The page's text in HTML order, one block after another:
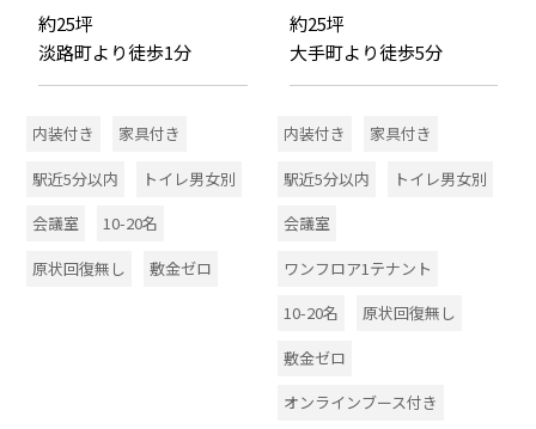
約25坪
淡路町より徒歩1分
内装付き
家具付き
駅近5分以内
トイレ男女別
会議室
10-20名
原状回復無し
敷金ゼロ
約25坪
大手町より徒歩5分
内装付き
家具付き
駅近5分以内
トイレ男女別
会議室
ワンフロア1テナント
10-20名
原状回復無し
敷金ゼロ
オンラインブース付き